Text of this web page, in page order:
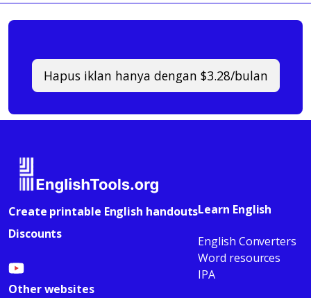
Hapus iklan hanya dengan $3.28/bulan
Create printable English handouts
Discounts
Learn English
English Converters
Word resources
IPA
Other websites